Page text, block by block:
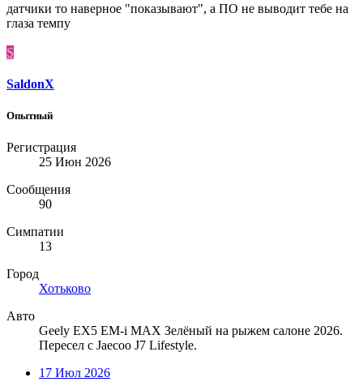
датчики то наверное "показывают", а ПО не выводит тебе на
глаза темпу
S
SaldonX
Опытный
Регистрация
25 Июн 2026
Сообщения
90
Симпатии
13
Город
Хотьково
Авто
Geely EX5 EM-i MAX Зелёный на рыжем салоне 2026.
Пересел с Jaecoo J7 Lifestyle.
17 Июл 2026